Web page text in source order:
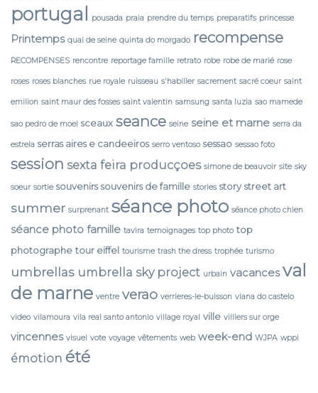
portugal pousada praia prendre du temps preparatifs princesse
Printemps quai de seine quinta do morgado recompense
RECOMPENSES rencontre reportage famille retrato robe robe de marié rose
roses roses blanches rue royale ruisseau s'habiller sacrement sacré coeur saint
emilion saint maur des fosses saint valentin samsung santa luzia sao mamede
sao pedro de moel sceaux seance seine seine et marne serra da
estrela serras aires e candeeiros serro ventoso sessao sessao foto
session sexta feira producçoes simone de beauvoir site sky
soeur sortie souvenirs souvenirs de famille stories story street art
summer surprenant séance photo séance photo chien
séance photo famille tavira temoignages top photo top
photographe tour eiffel tourisme trash the dress trophée turismo
umbrellas umbrella sky project urbain vacances val
de marne ventre verao verrieres-le-buisson viana do castelo
video vilamoura vila real santo antonio village royal ville villiers sur orge
vincennes visuel vote voyage vêtements web week-end WJPA wppi
émotion été